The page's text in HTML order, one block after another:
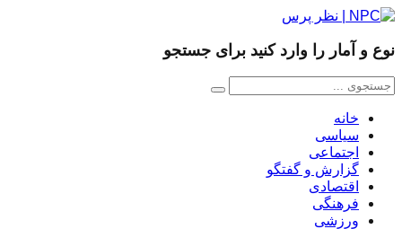
نوع و آمار را وارد کنید برای جستجو
خانه
سیاسی
اجتماعی
گزارش و گفتگو
اقتصادی
فرهنگی
ورزشی